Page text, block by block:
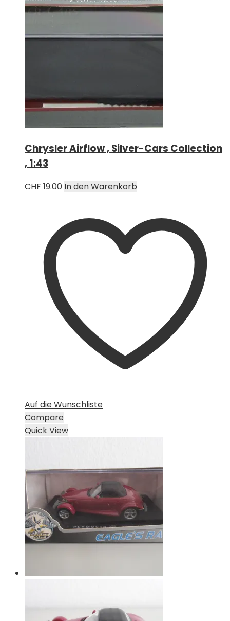
Chrysler Airflow , Silver-Cars Collection
, 1:43
CHF 19.00 In den Warenkorb
Auf die Wunschliste
Compare
Quick View